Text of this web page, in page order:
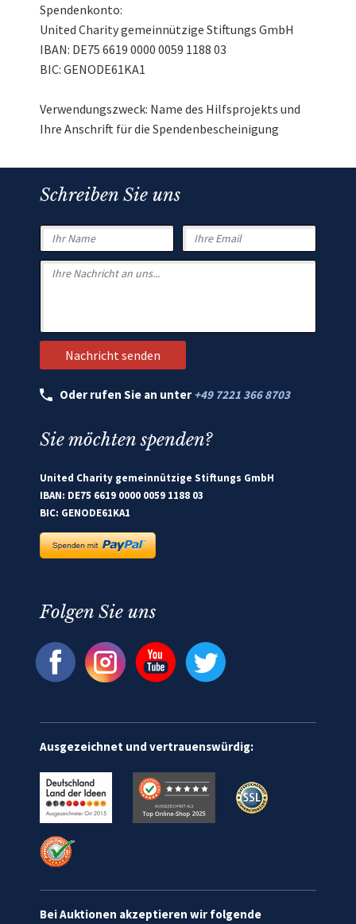
Spendenkonto:
United Charity gemeinnützige Stiftungs GmbH
IBAN: DE75 6619 0000 0059 1188 03
BIC: GENODE61KA1
Verwendungszweck: Name des Hilfsprojekts und
Ihre Anschrift für die Spendenbescheinigung
Schreiben Sie uns
Oder rufen Sie an unter +49 7221 366 8703
Sie möchten spenden?
United Charity gemeinnützige Stiftungs GmbH
IBAN: DE75 6619 0000 0059 1188 03
BIC: GENODE61KA1
Folgen Sie uns
Ausgezeichnet und vertrauenswürdig:
Bei Auktionen akzeptieren wir folgende